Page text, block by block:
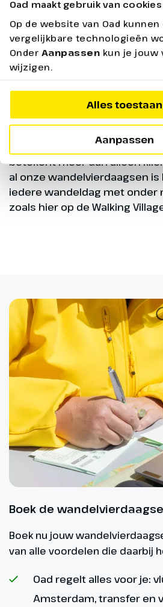
Oad maakt gebruik van cookies
Op de website van Oad
vergelijkbare technologieën
Onder Aanpassen kun je jouw
wijzigen.
Alles toestaan
Aanpassen
Wandelen én
Een wandelvierdaagse boeken
betekent meer dan alleen
al onze wandelvierdaagsen
iedere wandeldag met onder
zoals hier op de Walking
Boek de
Boek nu jouw
van alle voordelen die daarbij
Oad regelt alles voor je:
Amsterdam, transfer en